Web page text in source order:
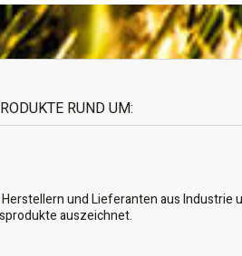
RUND UM:
und Lieferanten aus Industrie
auszeichnet.